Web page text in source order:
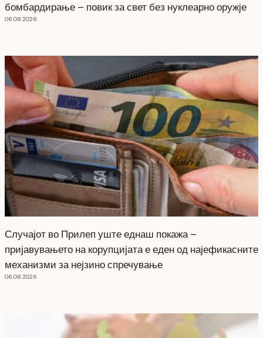
бомбардирање – повик за свет без нуклеарно оружје
06.08.2026
Случајот во Прилеп уште еднаш покажа –
пријавувањето на корупцијата е еден од најефикасните
механизми за нејзино спречување
06.08.2026